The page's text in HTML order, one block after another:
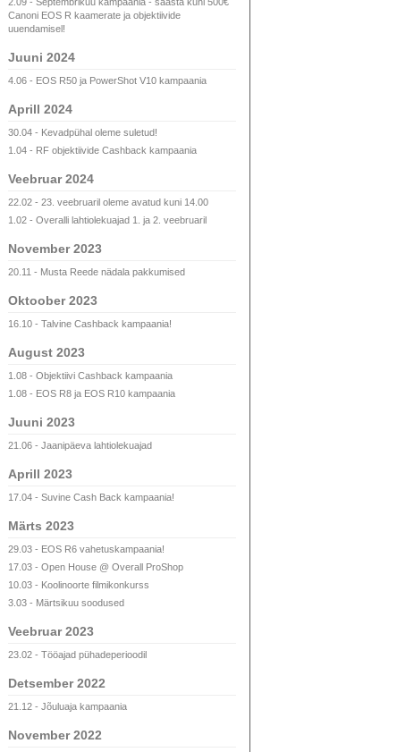
Canoni EOS R kaamerate ja objektiivide
uuendamisel!
Juuni 2024
4.06 - EOS R50 ja PowerShot V10 kampaania
Aprill 2024
30.04 - Kevadpühal oleme suletud!
1.04 - RF objektiivide Cashback kampaania
Veebruar 2024
22.02 - 23. veebruaril oleme avatud kuni 14.00
1.02 - Overalli lahtiolekuajad 1. ja 2. veebruaril
November 2023
20.11 - Musta Reede nädala pakkumised
Oktoober 2023
16.10 - Talvine Cashback kampaania!
August 2023
1.08 - Objektiivi Cashback kampaania
1.08 - EOS R8 ja EOS R10 kampaania
Juuni 2023
21.06 - Jaanipäeva lahtiolekuajad
Aprill 2023
17.04 - Suvine Cash Back kampaania!
Märts 2023
29.03 - EOS R6 vahetuskampaania!
17.03 - Open House @ Overall ProShop
10.03 - Koolinoorte filmikonkurss
3.03 - Märtsikuu soodused
Veebruar 2023
23.02 - Tööajad pühadeperioodil
Detsember 2022
21.12 - Jõuluaja kampaania
November 2022